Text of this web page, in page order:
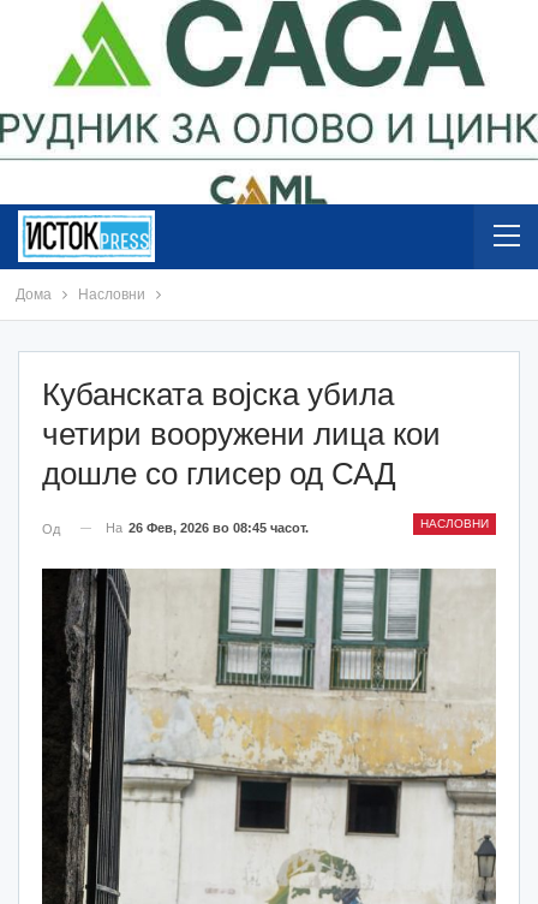
Дома Насловни
Кубанската војска убила
четири вооружени лица кои
дошле со глисер од САД
НАСЛОВНИ
Од На 26 Фев, 2026 во 08:45 часот.